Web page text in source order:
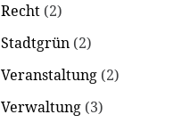
Recht (2)
Stadtgrün (2)
Veranstaltung (2)
Verwaltung (3)